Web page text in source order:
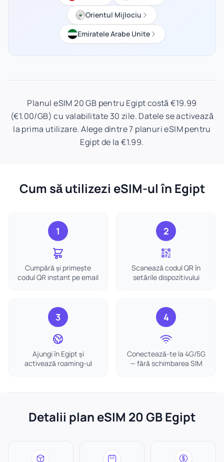
Orientul Mijlociu
Emiratele Arabe Unite
Planul eSIM 20 GB pentru Egipt costă €19.99
(€1.00/GB) cu valabilitate 30 zile. Datele se activează
la prima utilizare. Alege dintre 7 planuri eSIM pentru
Egipt de la €1.99.
Cum să utilizezi eSIM-ul în Egipt
1
Cumpără și primește
codul QR instant pe email
2
Scanează codul QR în
setările dispozitivului
3
Ajungi în Egipt și
activează roaming-ul
4
Conectează-te la 4G/5G
— fără schimbarea SIM
Detalii plan eSIM 20 GB Egipt